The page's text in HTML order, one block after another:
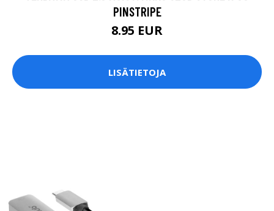
PINSTRIPE
8.95 EUR
LISÄTIETOJA